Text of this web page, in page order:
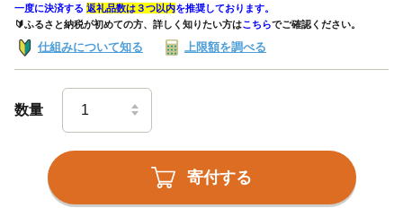
一度に決済する 返礼品数は３つ以内を推奨しております。
🔰ふるさと納税が初めての方、詳しく知りたい方はこちらでご確認ください。
仕組みについて知る 上限額を調べる
数量
寄付する